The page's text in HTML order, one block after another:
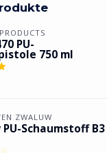
PU-
750 ml
ZWALUW
Schaumstoff B3